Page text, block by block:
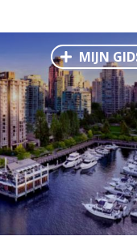
MIJN